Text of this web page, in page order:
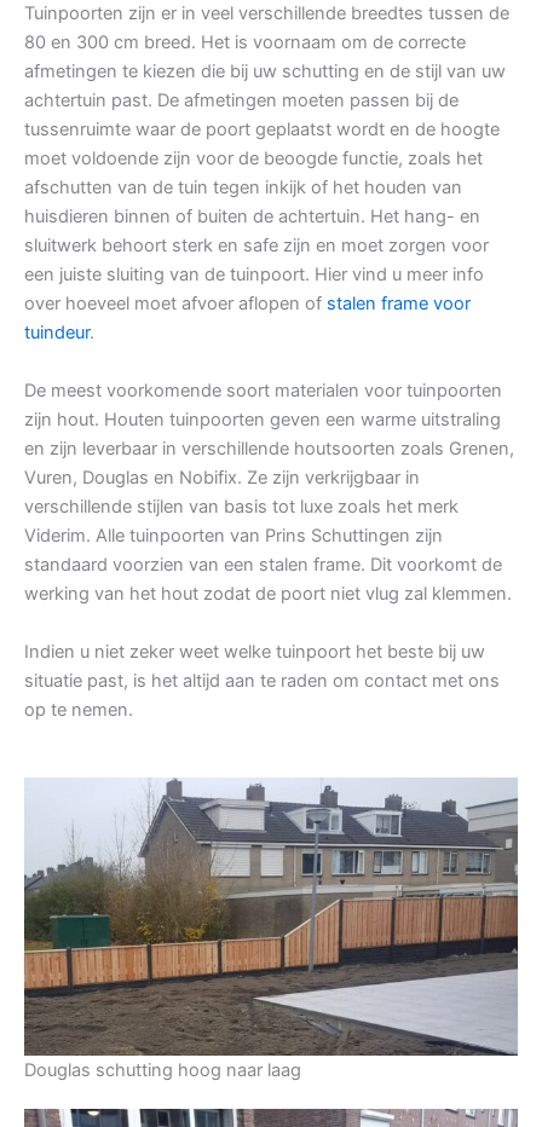
Tuinpoorten zijn er in veel verschillende breedtes tussen de
80 en 300 cm breed. Het is voornaam om de correcte
afmetingen te kiezen die bij uw schutting en de stijl van uw
achtertuin past. De afmetingen moeten passen bij de
tussenruimte waar de poort geplaatst wordt en de hoogte
moet voldoende zijn voor de beoogde functie, zoals het
afschutten van de tuin tegen inkijk of het houden van
huisdieren binnen of buiten de achtertuin. Het hang- en
sluitwerk behoort sterk en safe zijn en moet zorgen voor
een juiste sluiting van de tuinpoort. Hier vind u meer info
over hoeveel moet afvoer aflopen of stalen frame voor
tuindeur.
De meest voorkomende soort materialen voor tuinpoorten
zijn hout. Houten tuinpoorten geven een warme uitstraling
en zijn leverbaar in verschillende houtsoorten zoals Grenen,
Vuren, Douglas en Nobifix. Ze zijn verkrijgbaar in
verschillende stijlen van basis tot luxe zoals het merk
Viderim. Alle tuinpoorten van Prins Schuttingen zijn
standaard voorzien van een stalen frame. Dit voorkomt de
werking van het hout zodat de poort niet vlug zal klemmen.
Indien u niet zeker weet welke tuinpoort het beste bij uw
situatie past, is het altijd aan te raden om contact met ons
op te nemen.
Douglas schutting hoog naar laag